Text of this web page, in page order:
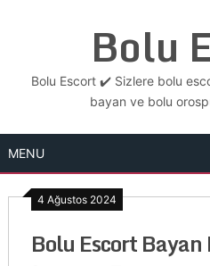
Bolu
Bolu Escort ✔️ Sizlere bolu
bayan ve bolu
MENU
4 Ağustos 2024
Bolu Escort Bayan